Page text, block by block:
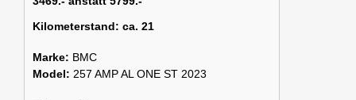
Kilometerstand: ca. 21
Marke: BMC
Model: 257 AMP AL ONE ST 2023